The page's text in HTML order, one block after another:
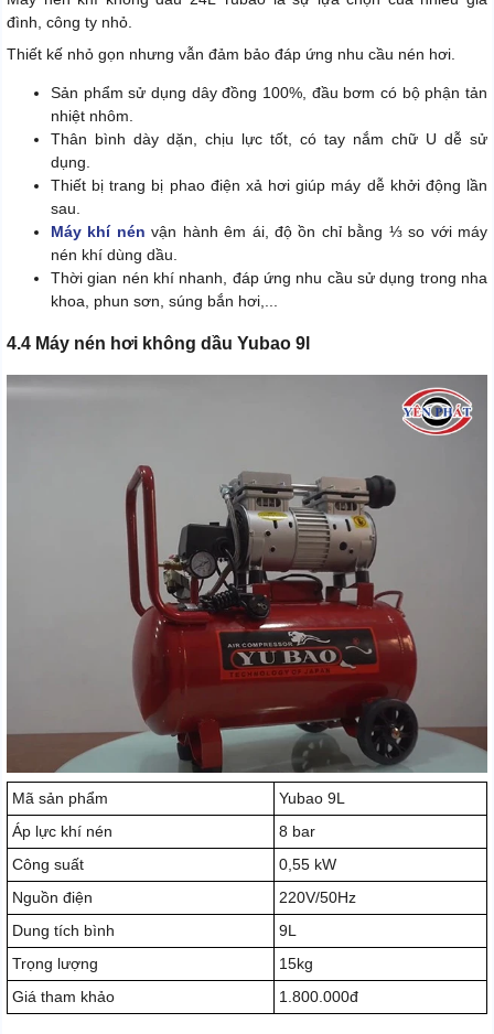
đình, công ty nhỏ.
Thiết kế nhỏ gọn nhưng vẫn đảm bảo đáp ứng nhu cầu nén hơi.
Sản phẩm sử dụng dây đồng 100%, đầu bơm có bộ phận tản
nhiệt nhôm.
Thân bình dày dặn, chịu lực tốt, có tay nắm chữ U dễ sử
dụng.
Thiết bị trang bị phao điện xả hơi giúp máy dễ khởi động lần
sau.
Máy khí nén vận hành êm ái, độ ồn chỉ bằng ⅓ so với máy
nén khí dùng dầu.
Thời gian nén khí nhanh, đáp ứng nhu cầu sử dụng trong nha
khoa, phun sơn, súng bắn hơi,...
4.4 Máy nén hơi không dầu Yubao 9l
Mã sản phẩm
Yubao 9L
Áp lực khí nén
8 bar
Công suất
0,55 kW
Nguồn điện
220V/50Hz
Dung tích bình
9L
Trọng lượng
15kg
Giá tham khảo
1.800.000đ